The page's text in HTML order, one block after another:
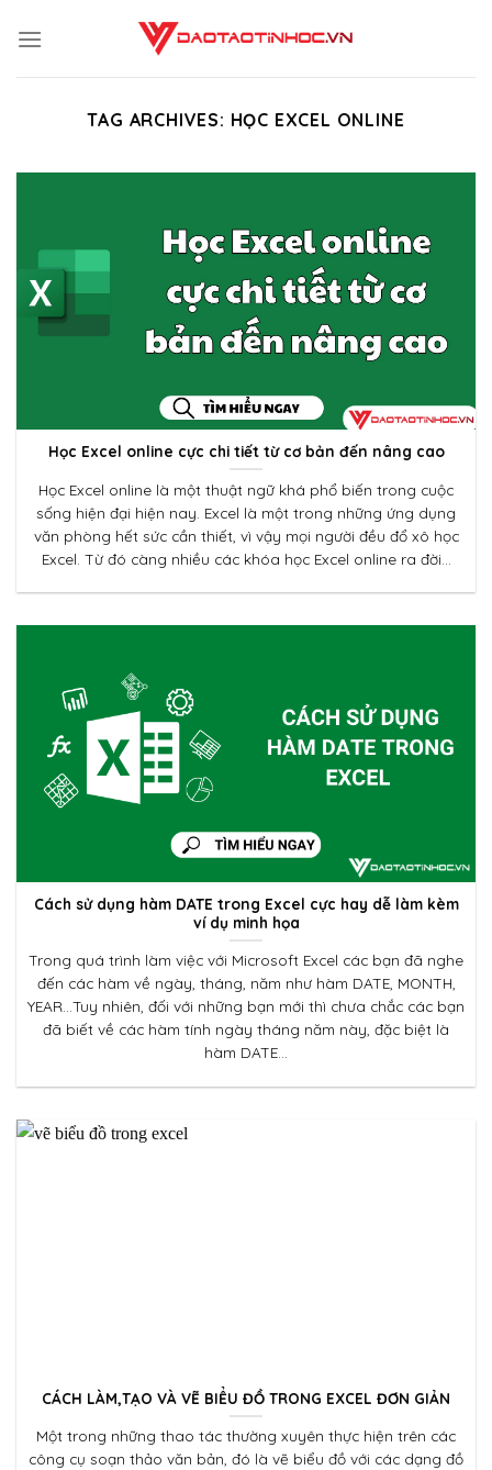
TAG ARCHIVES: HỌC EXCEL ONLINE
Học Excel online cực chi tiết từ cơ bản đến nâng cao
Học Excel online là một thuật ngữ khá phổ biến trong cuộc
sống hiện đại hiện nay. Excel là một trong những ứng dụng
văn phòng hết sức cần thiết, vì vậy mọi người đều đổ xô học
Excel. Từ đó càng nhiều các khóa học Excel online ra đời...
Cách sử dụng hàm DATE trong Excel cực hay dễ làm kèm
ví dụ minh họa
Trong quá trình làm việc với Microsoft Excel các bạn đã nghe
đến các hàm về ngày, tháng, năm như hàm DATE, MONTH,
YEAR…Tuy nhiên, đối với những bạn mới thì chưa chắc các bạn
đã biết về các hàm tính ngày tháng năm này, đặc biệt là
hàm DATE...
CÁCH LÀM,TẠO VÀ VẼ BIỂU ĐỒ TRONG EXCEL ĐƠN GIẢN
Một trong những thao tác thường xuyên thực hiện trên các
công cụ soạn thảo văn bản, đó là vẽ biểu đồ với các dạng đồ